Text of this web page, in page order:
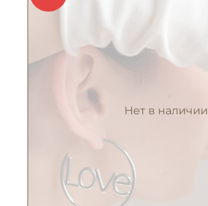
Нет в наличии